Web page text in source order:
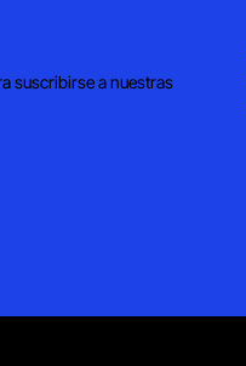
suscribirse a nuestras